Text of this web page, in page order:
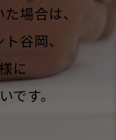
場合は、
谷岡、
に
です。